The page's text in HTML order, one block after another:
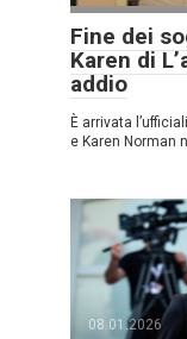
Fine dei
Karen di
addio
È arrivata
e Karen Norman
08.01.2026